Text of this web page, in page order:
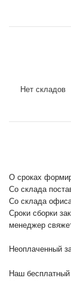
Нет складов
О сроках
Со склада
Со склада
Сроки сборки
менеджер
Неоплаченный
Наш